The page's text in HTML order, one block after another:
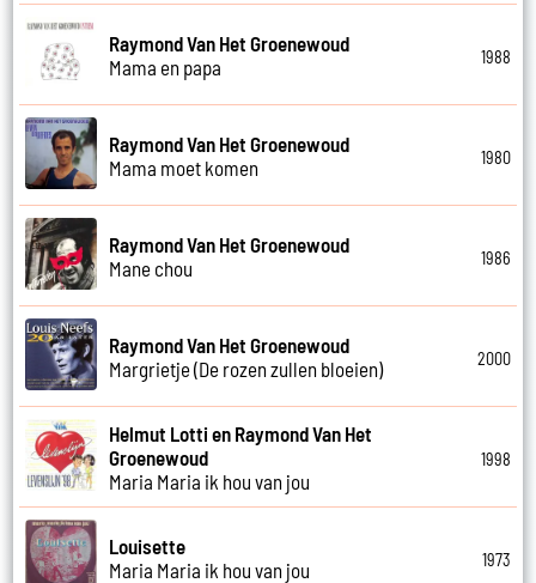
Raymond Van Het Groenewoud
Mama en papa
1988
Raymond Van Het Groenewoud
Mama moet komen
1980
Raymond Van Het Groenewoud
Mane chou
1986
Raymond Van Het Groenewoud
Margrietje (De rozen zullen bloeien)
2000
Helmut Lotti en Raymond Van Het
Groenewoud
Maria Maria ik hou van jou
1998
Louisette
Maria Maria ik hou van jou
1973